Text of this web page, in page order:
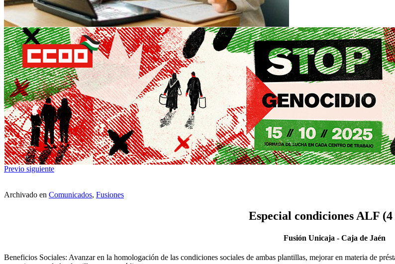
Previo siguiente
Archivado en Comunicados, Fusiones
Especial condiciones ALF (4
Fusión Unicaja - Caja de Jaén
Beneficios Sociales: Avanzar en la homologación de las condiciones sociales de ambas plantillas, mejorar en materia de